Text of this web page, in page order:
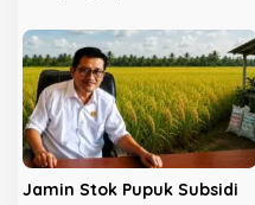
Sumatera VII
Jamin Stok Pupuk Subsidi